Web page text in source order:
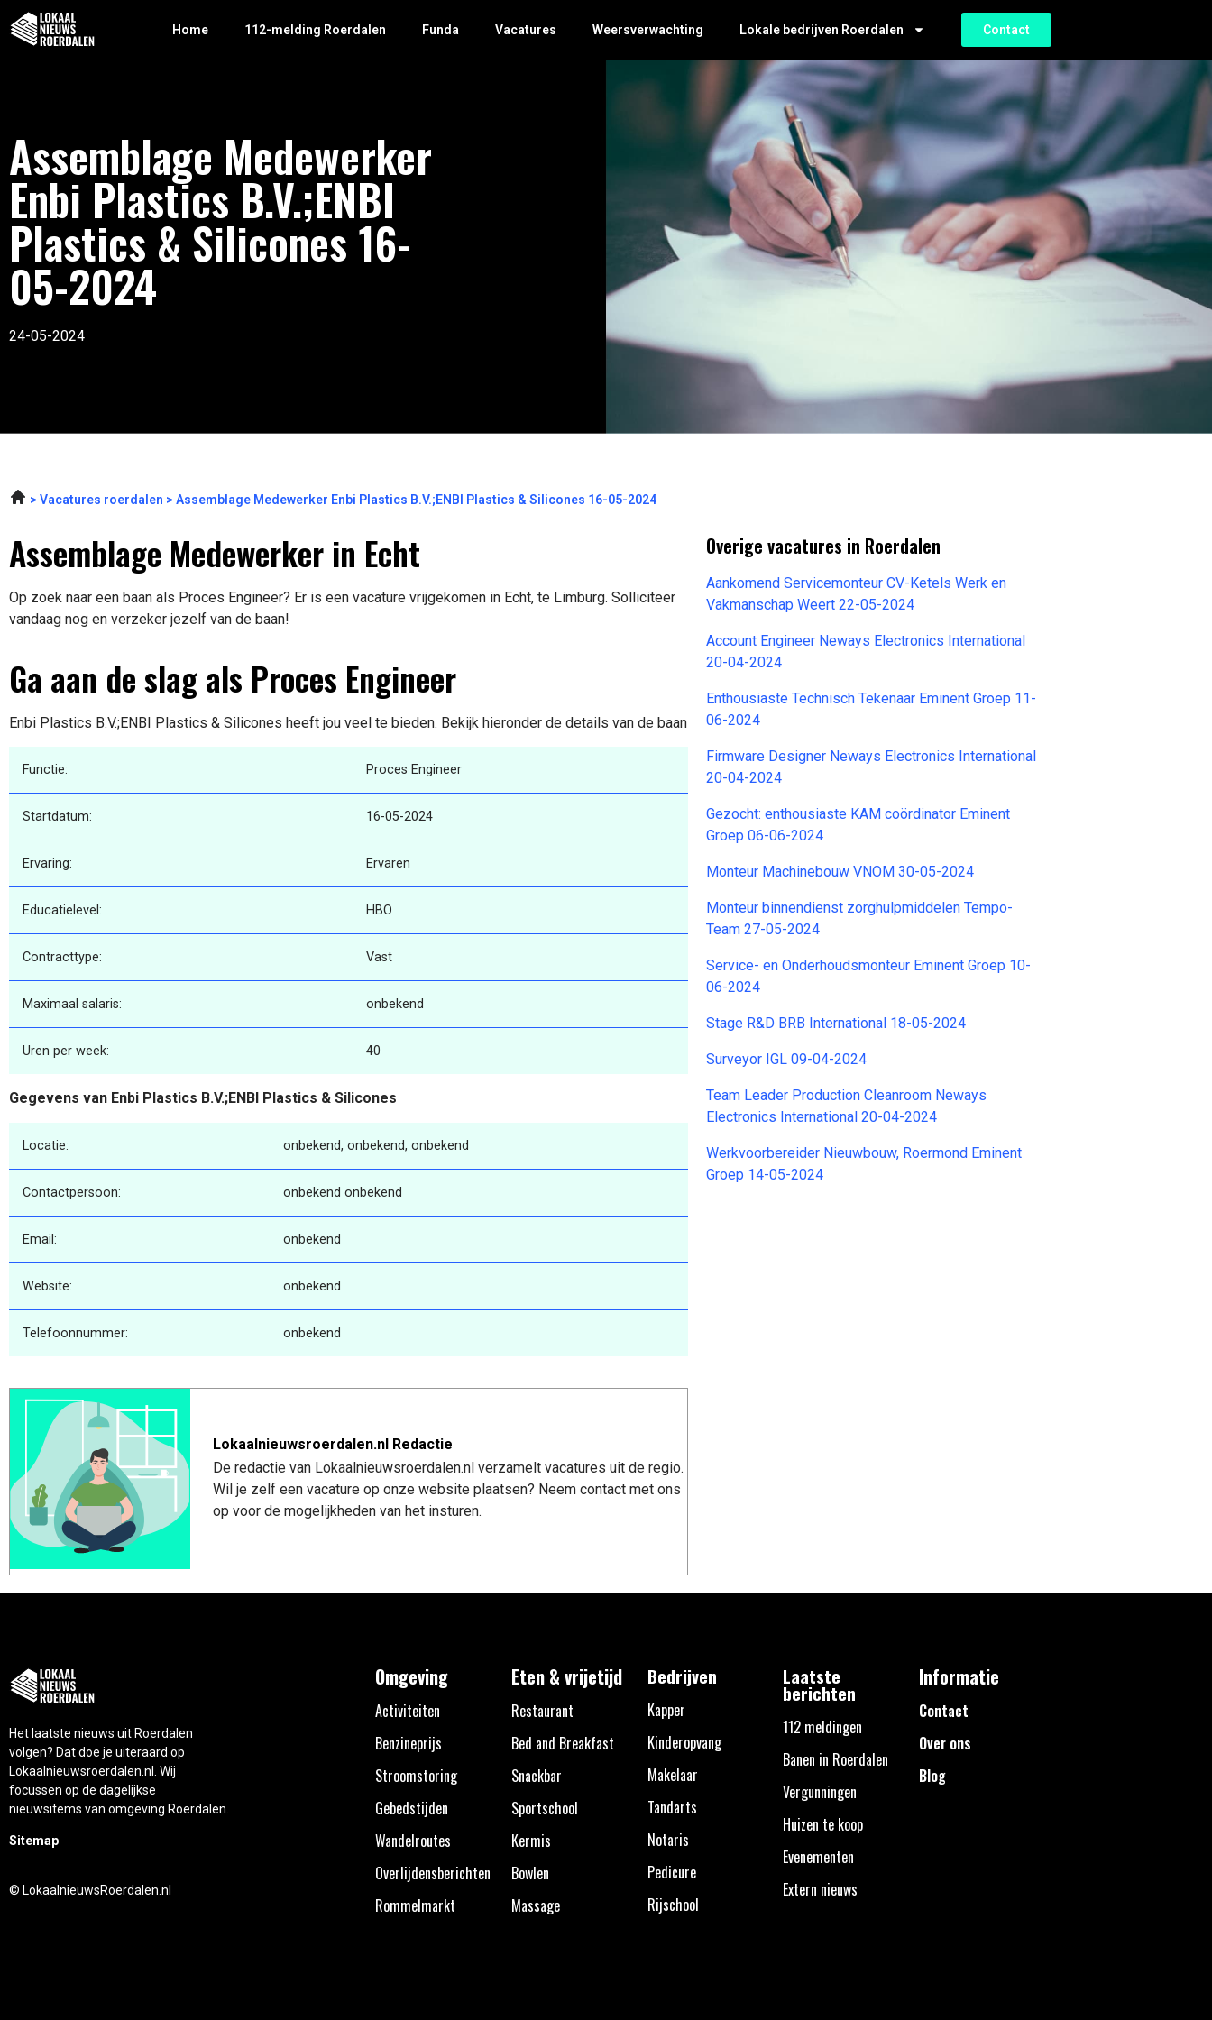
Home 112-melding Roerdalen Funda Vacatures Weersverwachting Lokale bedrijven Roerdalen Contact
Assemblage Medewerker
Enbi Plastics B.V.;ENBI
Plastics & Silicones 16-
05-2024
24-05-2024
Vacatures roerdalen Assemblage Medewerker Enbi Plastics B.V.;ENBI Plastics & Silicones 16-05-2024
Assemblage Medewerker in Echt
Op zoek naar een baan als Proces Engineer? Er is een vacature vrijgekomen in Echt, te Limburg. Solliciteer
vandaag nog en verzeker jezelf van de baan!
Ga aan de slag als Proces Engineer
Enbi Plastics B.V.;ENBI Plastics & Silicones heeft jou veel te bieden. Bekijk hieronder de details van de baan
Functie: Proces Engineer
Startdatum: 16-05-2024
Ervaring: Ervaren
Educatielevel: HBO
Contracttype: Vast
Maximaal salaris: onbekend
Uren per week: 40
Gegevens van Enbi Plastics B.V.;ENBI Plastics & Silicones
Locatie: onbekend, onbekend, onbekend
Contactpersoon: onbekend onbekend
Email: onbekend
Website: onbekend
Telefoonnummer: onbekend
Lokaalnieuwsroerdalen.nl Redactie
De redactie van Lokaalnieuwsroerdalen.nl verzamelt vacatures uit de regio.
Wil je zelf een vacature op onze website plaatsen? Neem contact met ons
op voor de mogelijkheden van het insturen.
Overige vacatures in Roerdalen
Aankomend Servicemonteur CV-Ketels Werk en
Vakmanschap Weert 22-05-2024
Account Engineer Neways Electronics International
20-04-2024
Enthousiaste Technisch Tekenaar Eminent Groep 11-
06-2024
Firmware Designer Neways Electronics International
20-04-2024
Gezocht: enthousiaste KAM coördinator Eminent
Groep 06-06-2024
Monteur Machinebouw VNOM 30-05-2024
Monteur binnendienst zorghulpmiddelen Tempo-
Team 27-05-2024
Service- en Onderhoudsmonteur Eminent Groep 10-
06-2024
Stage R&D BRB International 18-05-2024
Surveyor IGL 09-04-2024
Team Leader Production Cleanroom Neways
Electronics International 20-04-2024
Werkvoorbereider Nieuwbouw, Roermond Eminent
Groep 14-05-2024
Het laatste nieuws uit Roerdalen
volgen? Dat doe je uiteraard op
Lokaalnieuwsroerdalen.nl. Wij
focussen op de dagelijkse
nieuwsitems van omgeving Roerdalen.
Sitemap
© LokaalnieuwsRoerdalen.nl
Omgeving
Activiteiten
Benzineprijs
Stroomstoring
Gebedstijden
Wandelroutes
Overlijdensberichten
Rommelmarkt
Eten & vrijetijd
Restaurant
Bed and Breakfast
Snackbar
Sportschool
Kermis
Bowlen
Massage
Bedrijven
Kapper
Kinderopvang
Makelaar
Tandarts
Notaris
Pedicure
Rijschool
Laatste
berichten
112 meldingen
Banen in Roerdalen
Vergunningen
Huizen te koop
Evenementen
Extern nieuws
Informatie
Contact
Over ons
Blog